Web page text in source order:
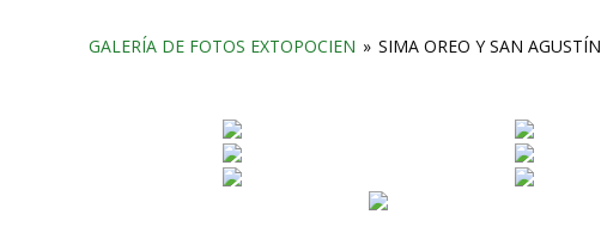
GALERÍA DE FOTOS EXTOPOCIEN » SIMA OREO Y SAN